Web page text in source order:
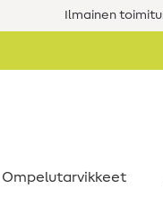
Ilmainen
Ompelutarvikkeet